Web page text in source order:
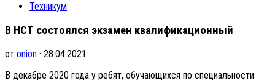
Техникум
В НСТ состоялся экзамен квалификационный
от onion · 28.04.2021
В декабре 2020 года у ребят, обучающихся по специальности